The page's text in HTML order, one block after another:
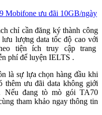
Mobifone ưu đãi 10GB/ngày
chỉ cần đăng ký thành công
lưu lượng data tốc độ cao với
tiện ích truy cập trang
phí để luyện IELTS .
là sự lựa chọn hàng đầu khi
thêm ưu đãi data không giới
Nếu đang tò mò gói TA70
tham khảo ngay thông tin